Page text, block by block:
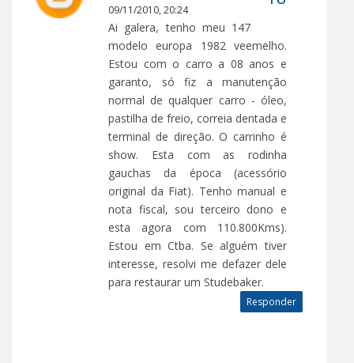
09/11/2010, 20:24
Ai galera, tenho meu 147
modelo europa 1982 veemelho.
Estou com o carro a 08 anos e
garanto, só fiz a manutenção
normal de qualquer carro - óleo,
pastilha de freio, correia dentada e
terminal de direção. O carrinho é
show. Esta com as rodinha
gauchas da época (acessório
original da Fiat). Tenho manual e
nota fiscal, sou terceiro dono e
esta agora com 110.800Kms).
Estou em Ctba. Se alguém tiver
interesse, resolvi me defazer dele
para restaurar um Studebaker.
Responder